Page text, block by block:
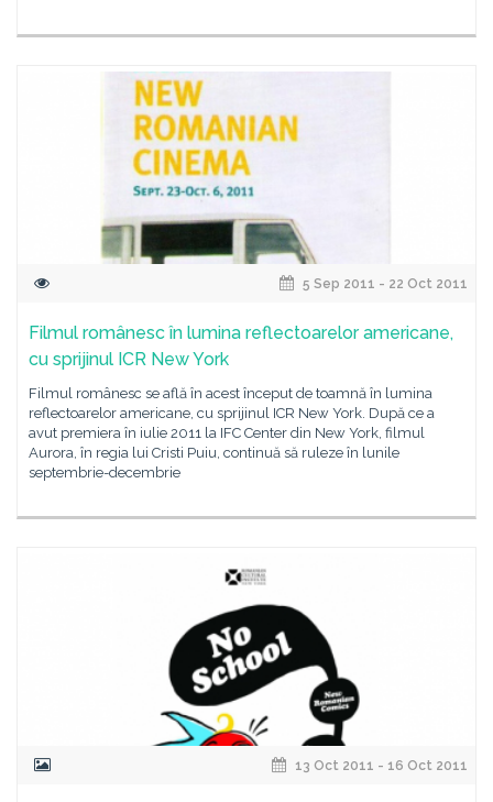
5 Sep 2011 - 22 Oct 2011
Filmul românesc în lumina reflectoarelor americane,
cu sprijinul ICR New York
Filmul românesc se află în acest început de toamnă în lumina
reflectoarelor americane, cu sprijinul ICR New York. După ce a
avut premiera în iulie 2011 la IFC Center din New York, filmul
Aurora, în regia lui Cristi Puiu, continuă să ruleze în lunile
septembrie-decembrie
13 Oct 2011 - 16 Oct 2011